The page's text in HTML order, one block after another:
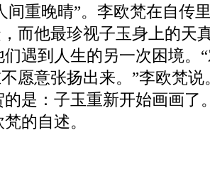
间重晚晴”。李欧梵在自传
而他最珍视子玉身上的天
遇到人生的另一次困境。
愿意张扬出来。”李欧梵说
的是：子玉重新开始画画了
的自述。